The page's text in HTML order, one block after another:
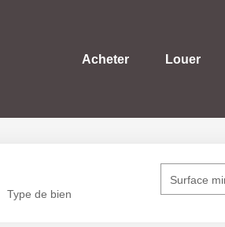
Acheter Louer
Type de bien
Surface